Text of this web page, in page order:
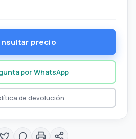
precio
por WhatsApp
de devolución